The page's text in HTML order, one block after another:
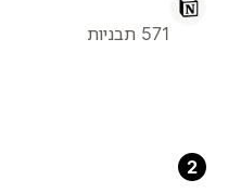
571 תבניות
2